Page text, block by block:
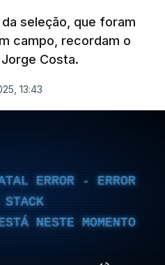
seleção, que foram
campo, recordam o
Costa.
13:43
ERROR - ERROR
STACK
NESTE MOMENTO